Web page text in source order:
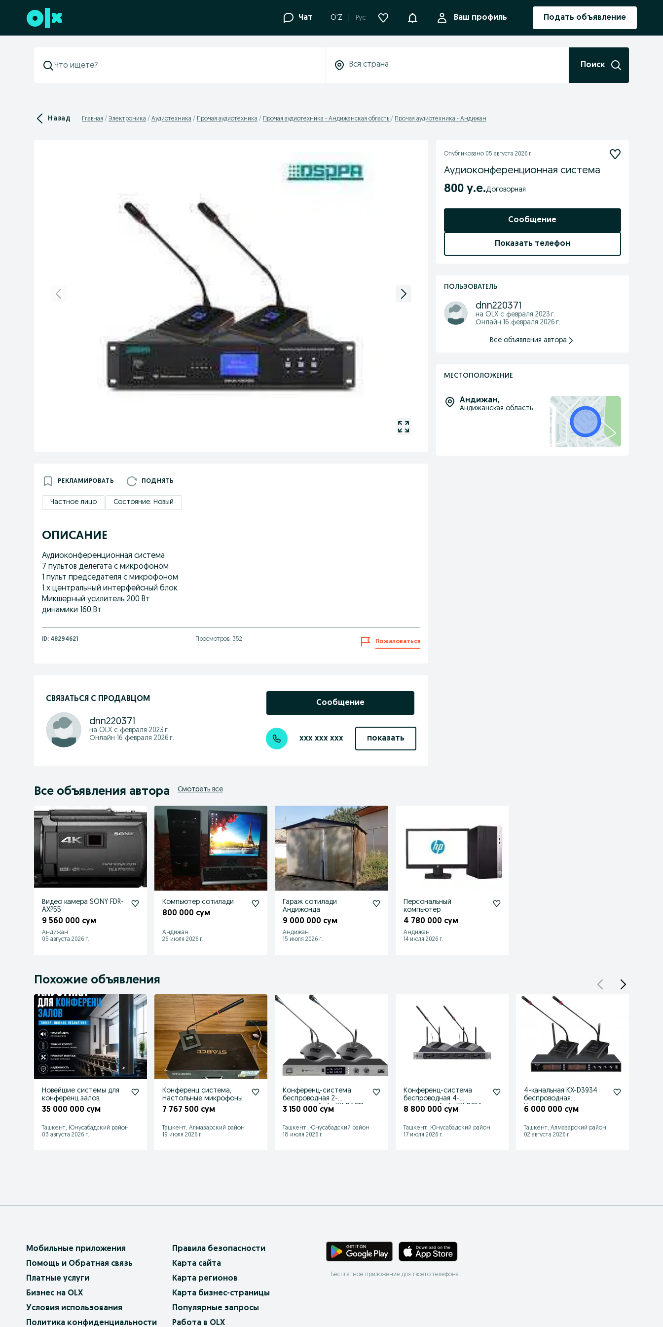
Перейти к нижнему колонтитулу Чат O'Z Рус УведомленияВаш профиль Подать объявление
Поиск
Назад Главная Электроника Аудиотехника Прочая аудиотехника Прочая аудиотехника - Андижанская область Прочая аудиотехника - Андижан
РЕКЛАМИРОВАТЬ ПОДНЯТЬ
Частное лицо Состояние: Новый
ОПИСАНИЕ
Аудиоконференционная система
7 пультов делегата с микрофоном
1 пульт председателя с микрофоном
1 х центральный интерфейсный блок
Микшерный усилитель 200 Вт
динамики 160 Вт
ID: 48294621 Просмотров: 352 Пожаловаться
СВЯЗАТЬСЯ С ПРОДАВЦОМ
dnn220371
на OLX с февраля 2023 г.
Онлайн 16 февраля 2026 г.
Сообщение
xxx xxx xxx показать
Опубликовано 05 августа 2026 г.
Аудиоконференционная система
800 у.е. Договорная
Сообщение
Показать телефон
ПОЛЬЗОВАТЕЛЬ
dnn220371
на OLX с февраля 2023 г.
Онлайн 16 февраля 2026 г.
Все объявления автора
МЕСТОПОЛОЖЕНИЕ
Андижан,
Андижанская область
Все объявления автора Смотреть все
Видео камера SONY FDR-
AXP55
9 560 000 сум
Андижан
05 августа 2026 г.
Компьютер сотилади
800 000 сум
Андижан
26 июля 2026 г.
Гараж сотилади
Андижонда
9 000 000 сум
Андижан
15 июля 2026 г.
Персональный
компьютер
4 780 000 сум
Андижан
14 июля 2026 г.
Похожие объявления
Новейшие системы для
конференц залов.
35 000 000 сум
Ташкент, Юнусабадский район
03 августа 2026 г.
Конференц система,
Настольные микрофоны
7 767 500 сум
Ташкент, Алмазарский район
19 июля 2026 г.
Конференц-система
беспроводная 2-
канальная Agile KX-D3812
3 150 000 сум
Ташкент, Юнусабадский район
18 июля 2026 г.
Конференц-система
беспроводная 4-
канальная Agile KX-D814
8 800 000 сум
Ташкент, Юнусабадский район
17 июля 2026 г.
4-канальная KX-D3934
беспроводная
Конференц-система
6 000 000 сум
Ташкент, Алмазарский район
02 августа 2026 г.
Мобильные приложения
Помощь и Обратная связь
Платные услуги
Бизнес на OLX
Условия использования
Политика конфиденциальности
Правила безопасности
Карта сайта
Карта регионов
Карта бизнес-страницы
Популярные запросы
Работа в OLX
Бесплатное приложение для твоего телефона